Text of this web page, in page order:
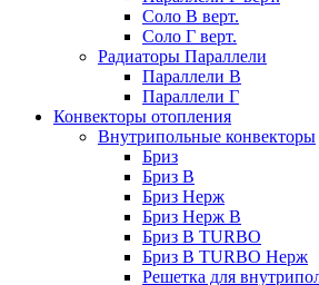
Соло В верт.
Соло Г верт.
Радиаторы Параллели
Параллели В
Параллели Г
Конвекторы отопления
Внутрипольные конвекторы
Бриз
Бриз В
Бриз Нерж
Бриз Нерж В
Бриз В TURBO
Бриз В TURBO Нерж
Решетка для